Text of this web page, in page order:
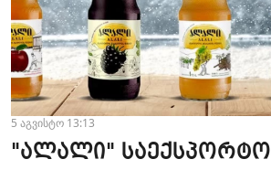
5 აგვისტო 13:13
"ალალი" საექსპორტო